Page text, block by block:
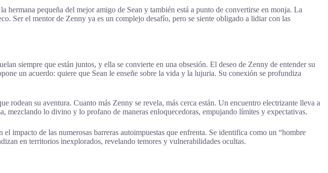
pequeña del mejor amigo de Sean y también está a punto de convertirse en monja. La
Ser el mentor de Zenny ya es un complejo desafío, pero se siente obligado a lidiar con las
siempre que están juntos, y ella se convierte en una obsesión. El deseo de Zenny de entender su
un acuerdo: quiere que Sean le enseñe sobre la vida y la lujuria. Su conexión se profundiza
rodean su aventura. Cuanto más Zenny se revela, más cerca están. Un encuentro electrizante lleva a
mezclando lo divino y lo profano de maneras enloquecedoras, empujando límites y expectativas.
impacto de las numerosas barreras autoimpuestas que enfrenta. Se identifica como un “hombre
en territorios inexplorados, revelando temores y vulnerabilidades ocultas.